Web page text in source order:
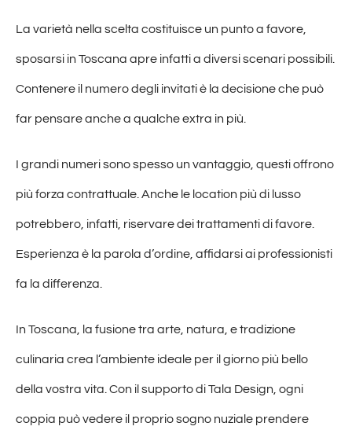
La varietà nella scelta costituisce un punto a favore,
sposarsi in Toscana apre infatti a diversi scenari possibili.
Contenere il numero degli invitati è la decisione che può
far pensare anche a qualche extra in più.
I grandi numeri sono spesso un vantaggio, questi offrono
più forza contrattuale. Anche le location più di lusso
potrebbero, infatti, riservare dei trattamenti di favore.
Esperienza è la parola d’ordine, affidarsi ai professionisti
fa la differenza.
In Toscana, la fusione tra arte, natura, e tradizione
culinaria crea l’ambiente ideale per il giorno più bello
della vostra vita. Con il supporto di Tala Design, ogni
coppia può vedere il proprio sogno nuziale prendere